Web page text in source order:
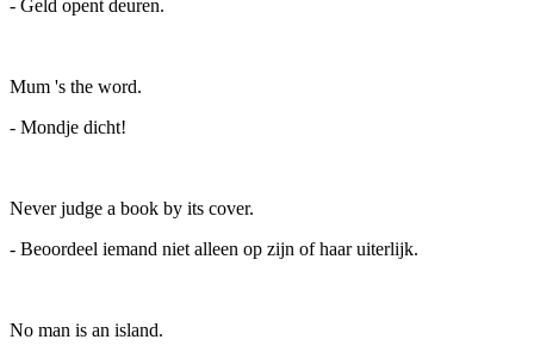
- Geld opent deuren.
Mum 's the word.
- Mondje dicht!
Never judge a book by its cover.
- Beoordeel iemand niet alleen op zijn of haar uiterlijk.
No man is an island.